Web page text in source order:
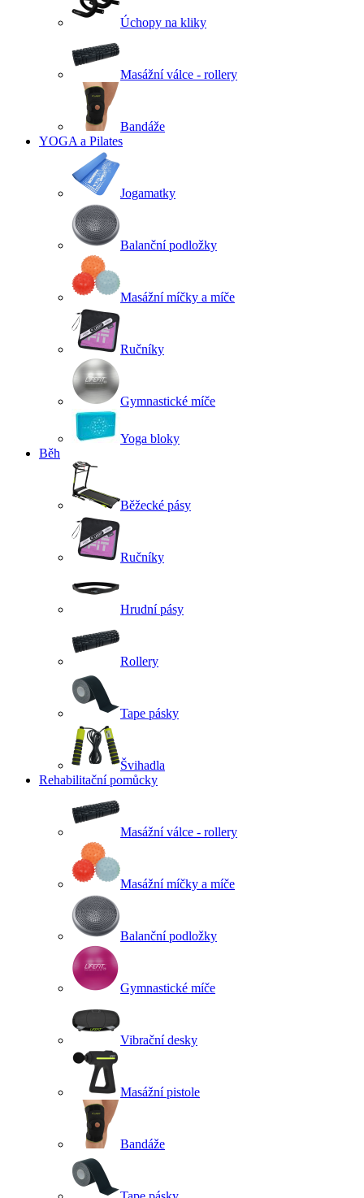
Úchopy na kliky
Masážní válce - rollery
Bandáže
YOGA a Pilates
Jogamatky
Balanční podložky
Masážní míčky a míče
Ručníky
Gymnastické míče
Yoga bloky
Běh
Běžecké pásy
Ručníky
Hrudní pásy
Rollery
Tape pásky
Švihadla
Rehabilitační pomůcky
Masážní válce - rollery
Masážní míčky a míče
Balanční podložky
Gymnastické míče
Vibrační desky
Masážní pistole
Bandáže